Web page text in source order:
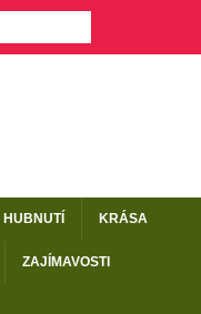
HUBNUTÍ KRÁSA
ZAJÍMAVOSTI